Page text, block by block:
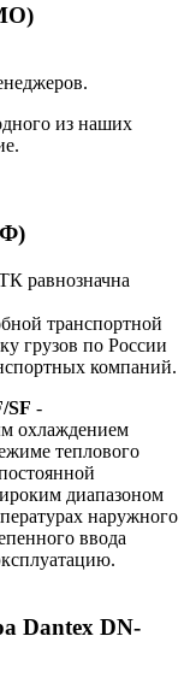
из наших
равнозначна
транспортной
грузов по России
компаний.
SF -
охлаждением
теплового
диапазоном
наружного
ввода
Dantex DN-